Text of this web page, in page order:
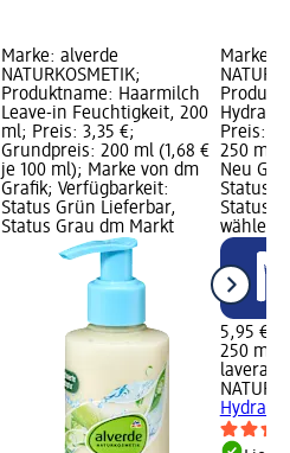
Marke: alverde
NATURKOSMETIK;
Produktname: Haarmilch
Leave-in Feuchtigkeit, 200
ml; Preis: 3,35 €;
Grundpreis: 200 ml (1,68 €
je 100 ml); Marke von dm
Grafik; Verfügbarkeit:
Status Grün Lieferbar,
Status Grau dm Markt
Marke:
Hydrate
Preis:
250 ml
Neu
Status
Status
wählen
5,95 €
250 ml
lavera
Hydrate